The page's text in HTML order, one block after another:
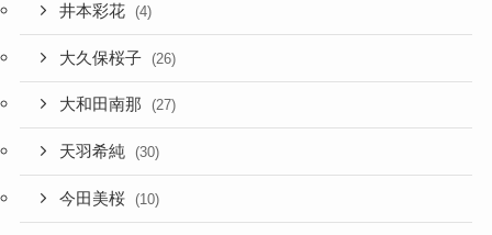
井本彩花 (4)
大久保桜子 (26)
大和田南那 (27)
天羽希純 (30)
今田美桜 (10)